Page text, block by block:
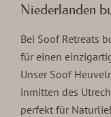
Niederlanden
Bei Soof Retreats
für einen
Unser Soof
inmitten des
perfekt für